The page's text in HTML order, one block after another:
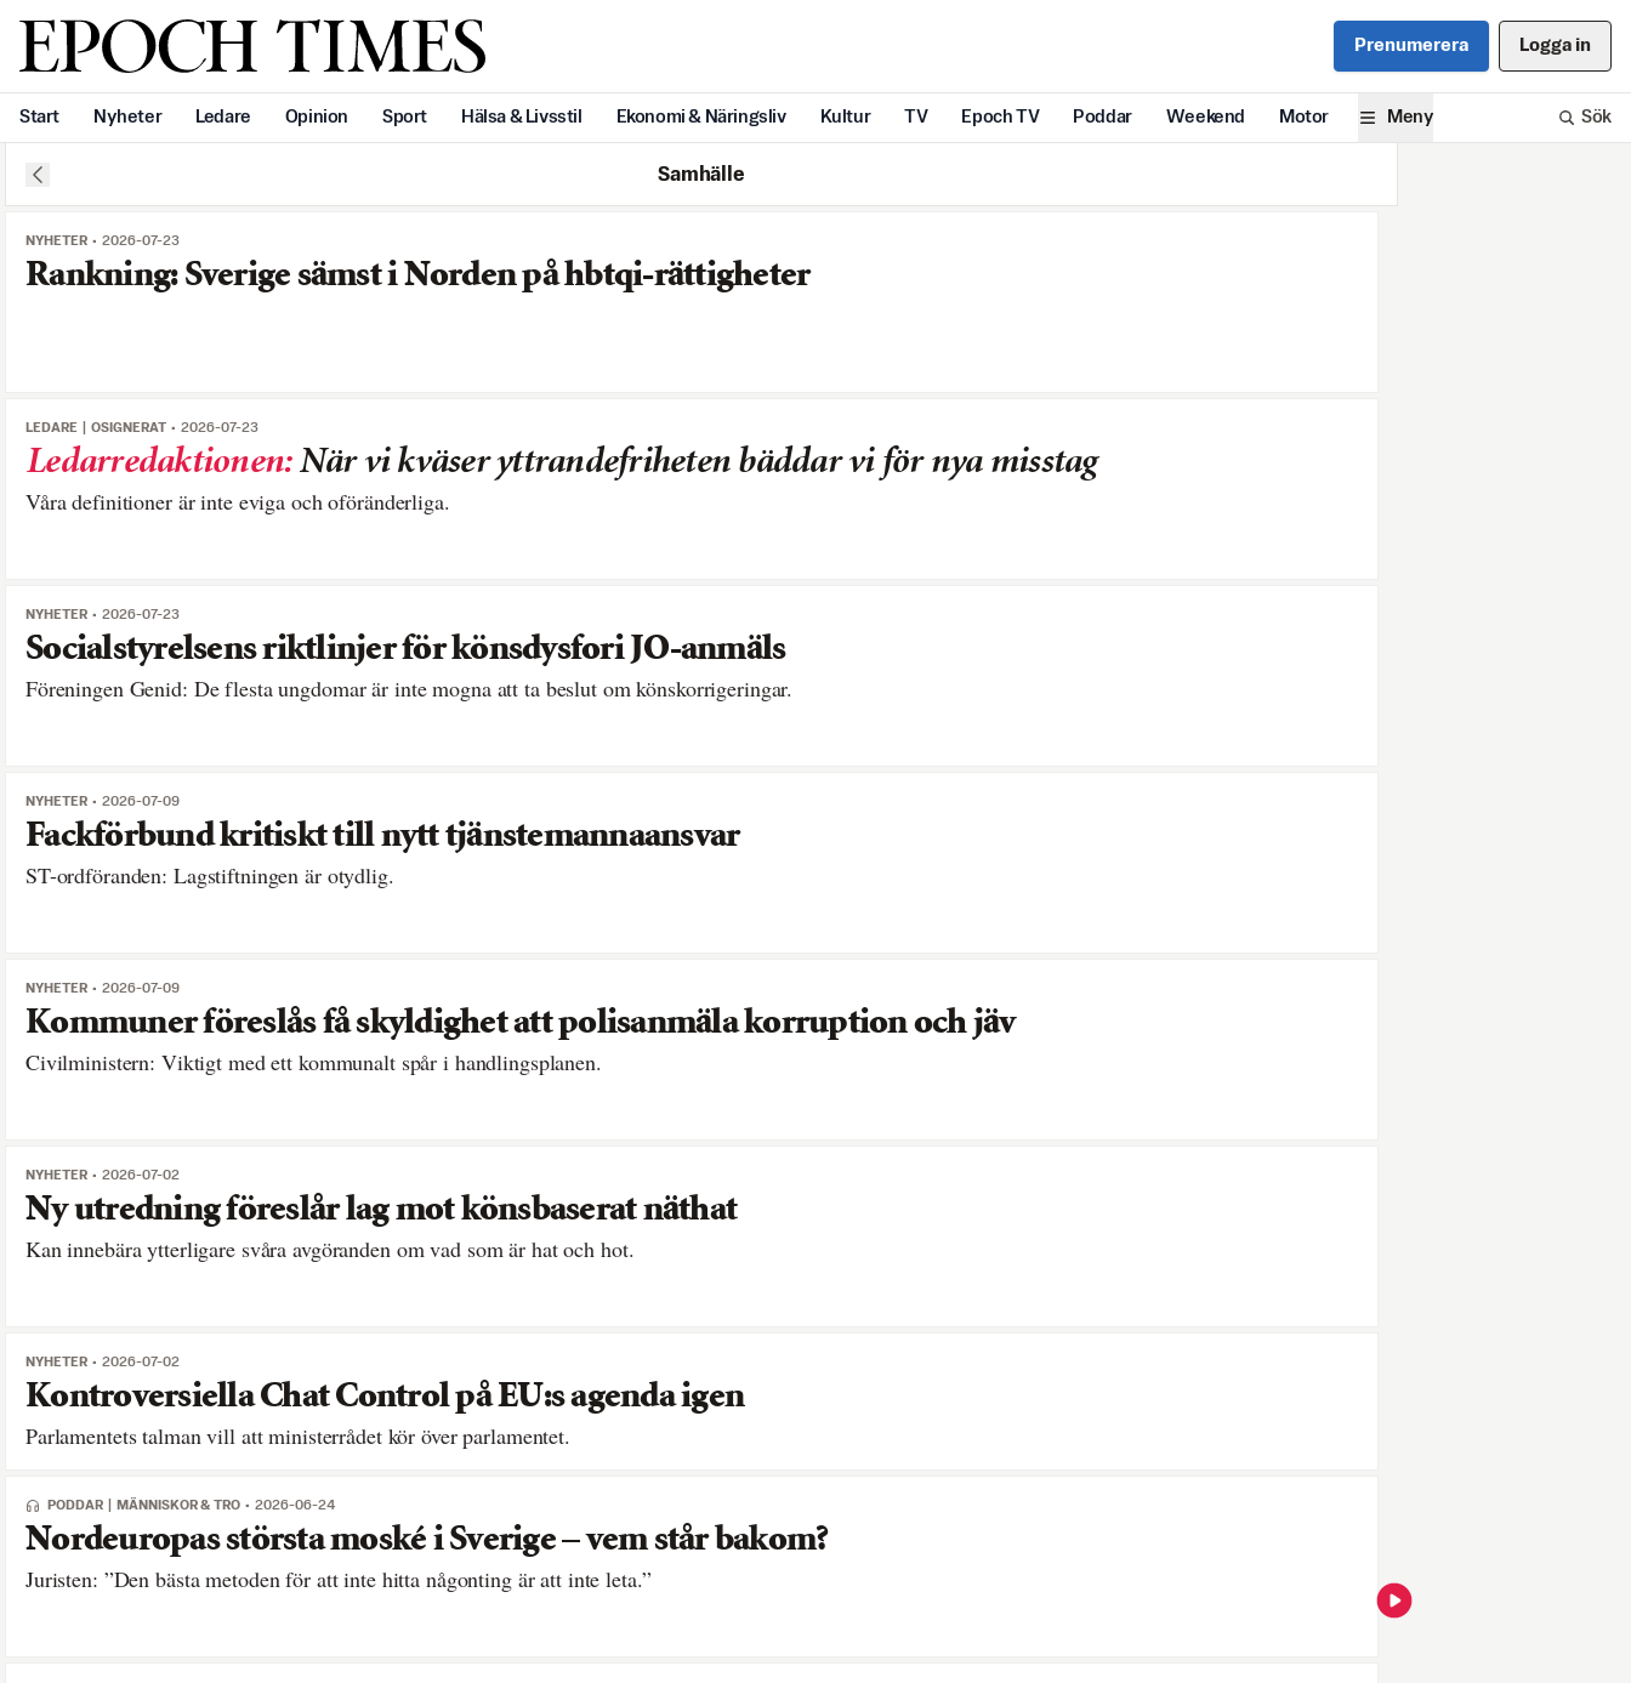
Svenska Epoch Times Prenumerera Logga in
Start Nyheter Ledare Opinion Sport Hälsa & Livsstil Ekonomi & Näringsliv Kultur TV Epoch TV Poddar Weekend Motor Meny Sök
Samhälle
NYHETER 2026-07-23
Rankning: Sverige sämst i Norden på hbtqi-rättigheter
LEDARE OSIGNERAT 2026-07-23
Ledarredaktionen: När vi kväser yttrandefriheten bäddar vi för nya misstag
Våra definitioner är inte eviga och oföränderliga.
NYHETER 2026-07-23
Socialstyrelsens riktlinjer för könsdysfori JO-anmäls
Föreningen Genid: De flesta ungdomar är inte mogna att ta beslut om könskorrigeringar.
NYHETER 2026-07-09
Fackförbund kritiskt till nytt tjänstemannaansvar
ST-ordföranden: Lagstiftningen är otydlig.
NYHETER 2026-07-09
Kommuner föreslås få skyldighet att polisanmäla korruption och jäv
Civilministern: Viktigt med ett kommunalt spår i handlingsplanen.
NYHETER 2026-07-02
Ny utredning föreslår lag mot könsbaserat näthat
Kan innebära ytterligare svåra avgöranden om vad som är hat och hot.
NYHETER 2026-07-02
Kontroversiella Chat Control på EU:s agenda igen
Parlamentets talman vill att ministerrådet kör över parlamentet.
PODDAR MÄNNISKOR & TRO 2026-06-24
Nordeuropas största moské i Sverige – vem står bakom?
Juristen: ”Den bästa metoden för att inte hitta någonting är att inte leta.”